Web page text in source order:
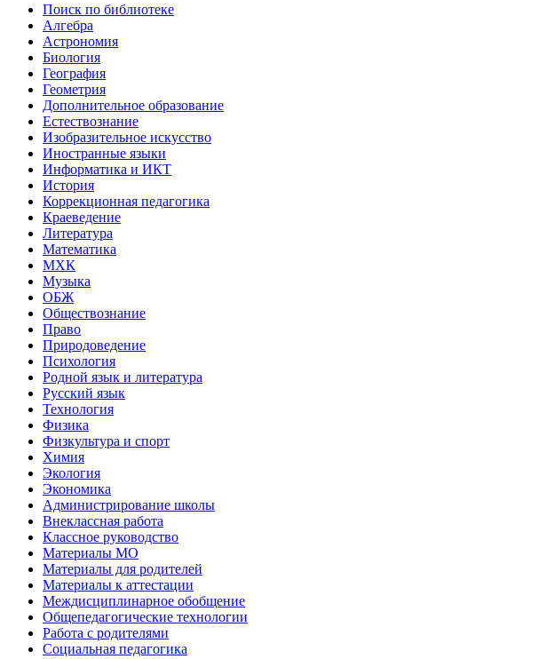
Поиск по библиотеке
Алгебра
Астрономия
Биология
География
Геометрия
Дополнительное образование
Естествознание
Изобразительное искусство
Иностранные языки
Информатика и ИКТ
История
Коррекционная педагогика
Краеведение
Литература
Математика
МХК
Музыка
ОБЖ
Обществознание
Право
Природоведение
Психология
Родной язык и литература
Русский язык
Технология
Физика
Физкультура и спорт
Химия
Экология
Экономика
Администрирование школы
Внеклассная работа
Классное руководство
Материалы МО
Материалы для родителей
Материалы к аттестации
Междисциплинарное обобщение
Общепедагогические технологии
Работа с родителями
Социальная педагогика